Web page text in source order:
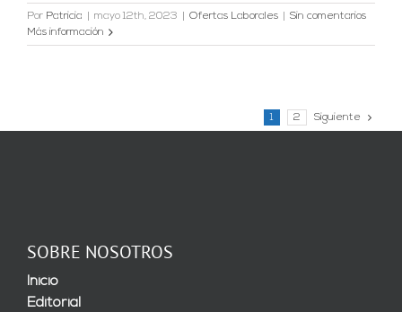
Por Patricia mayo 12th, 2023 Ofertas Laborales
Sin comentarios
Más información
1 2 Siguiente
SOBRE NOSOTROS
Inicio
Editorial